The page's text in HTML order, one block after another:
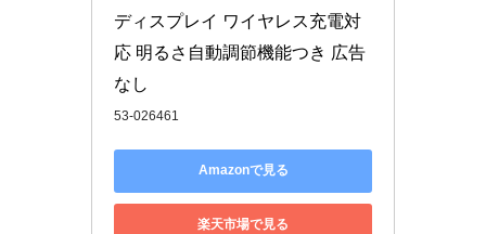
ディスプレイ ワイヤレス充電対
応 明るさ自動調節機能つき 広告
なし
53-026461
Amazonで見る
楽天市場で見る